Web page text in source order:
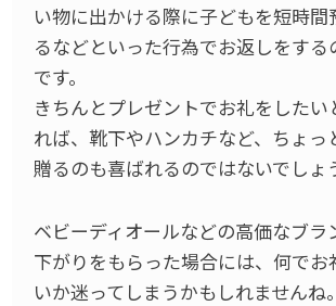
い物に出かける際に子どもを短時間
るなどといった行為でお返しをする
です。
きちんとプレゼントでお礼をしたい
れば、靴下やハンカチなど、ちょっ
贈るのも喜ばれるのではないでしょ
ベビーディオールなどの高価なブラ
下がりをもらった場合には、何でお
いか迷ってしまうかもしれませんね。